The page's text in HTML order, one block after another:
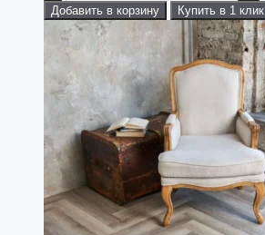
Добавить в корзину
Купить в 1 клик